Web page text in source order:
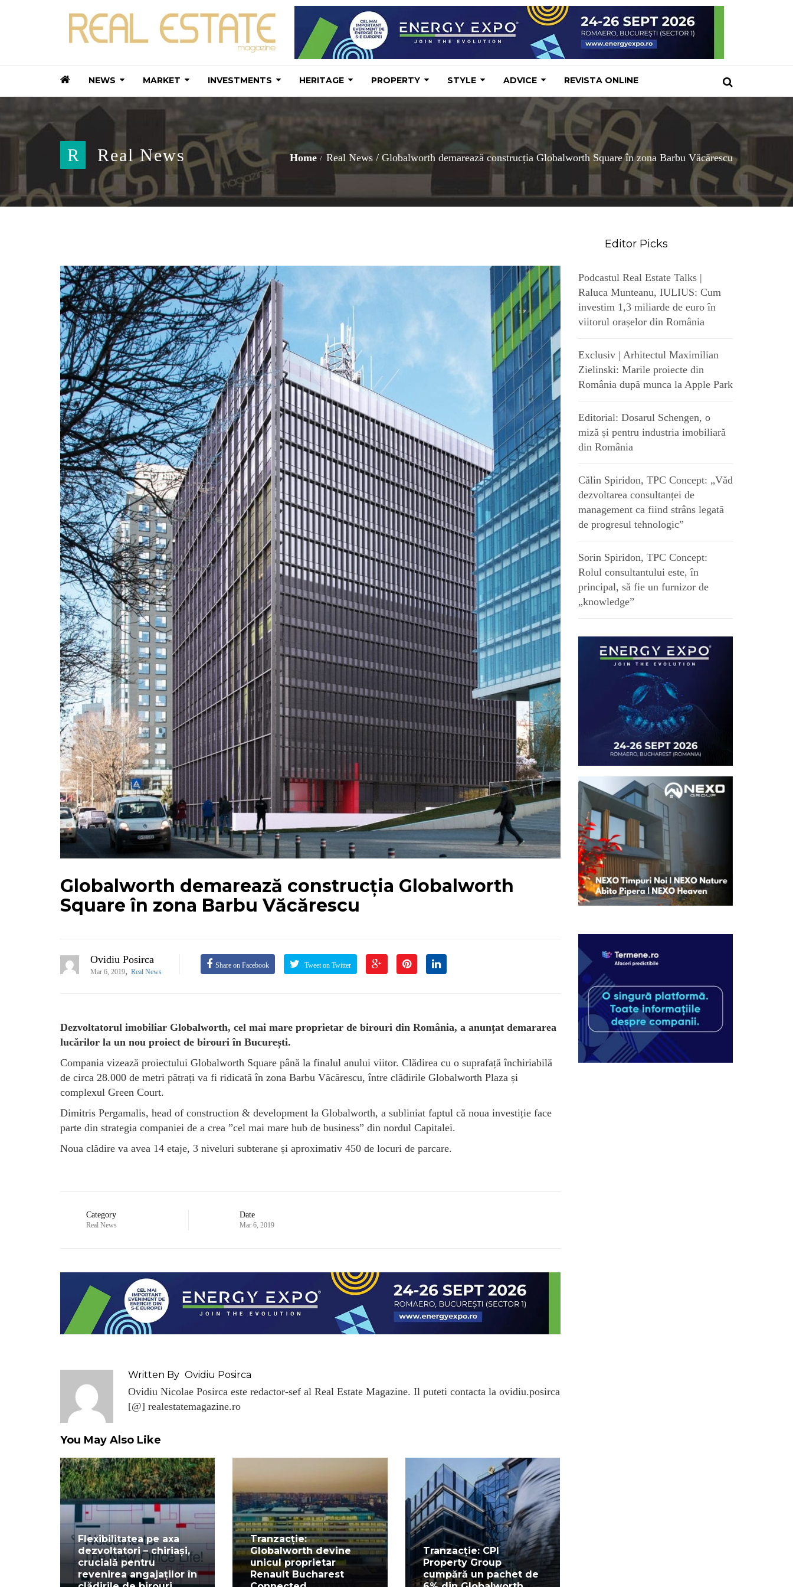
NEWS MARKET INVESTMENTS HERITAGE PROPERTY STYLE ADVICE REVISTA ONLINE
R Real News Home Real News / Globalworth demarează construcția Globalworth Square în zona Barbu Văcărescu
Globalworth demarează construcția Globalworth
Square în zona Barbu Văcărescu
Ovidiu Posirca
Mar 6, 2019, Real News
Share on Facebook Tweet on Twitter
Dezvoltatorul imobiliar Globalworth, cel mai mare proprietar de birouri din România, a anunțat demararea
lucărilor la un nou proiect de birouri în București.
Compania vizează proiectului Globalworth Square până la finalul anului viitor. Clădirea cu o suprafață închiriabilă
de circa 28.000 de metri pătrați va fi ridicată în zona Barbu Văcărescu, între clădirile Globalworth Plaza și
complexul Green Court.
Dimitris Pergamalis, head of construction & development la Globalworth, a subliniat faptul că noua investiție face
parte din strategia companiei de a crea ”cel mai mare hub de business” din nordul Capitalei.
Noua clădire va avea 14 etaje, 3 niveluri subterane și aproximativ 450 de locuri de parcare.
Category
Real News
Date
Mar 6, 2019
Written By Ovidiu Posirca
Ovidiu Nicolae Posirca este redactor-sef al Real Estate Magazine. Il puteti contacta la ovidiu.posirca
[@] realestatemagazine.ro
You May Also Like
Flexibilitatea pe axa
dezvoltatori – chiriași,
crucială pentru
revenirea angajaților în
Tranzacție:
Globalworth devine
unicul proprietar
Renault Bucharest
Tranzacție: CPI
Property Group
cumpără un pachet de
Editor Picks
Podcastul Real Estate Talks |
Raluca Munteanu, IULIUS: Cum
investim 1,3 miliarde de euro în
viitorul orașelor din România
Exclusiv | Arhitectul Maximilian
Zielinski: Marile proiecte din
România după munca la Apple Park
Editorial: Dosarul Schengen, o
miză și pentru industria imobiliară
din România
Călin Spiridon, TPC Concept: „Văd
dezvoltarea consultanței de
management ca fiind strâns legată
de progresul tehnologic”
Sorin Spiridon, TPC Concept:
Rolul consultantului este, în
principal, să fie un furnizor de
„knowledge”